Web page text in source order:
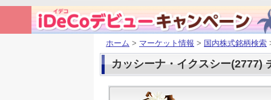
ホーム > マーケット情報 > 国内株式銘柄検索
カッシーナ・イクスシー(2777)